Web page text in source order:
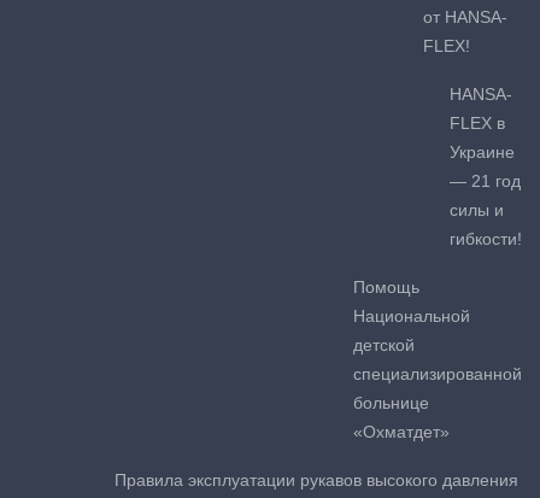
от HANSA-
FLEX!
HANSA-
FLEX в
Украине
— 21 год
силы и
гибкости!
Помощь
Национальной
детской
специализированной
больнице
«Охматдет»
Правила эксплуатации рукавов высокого давления